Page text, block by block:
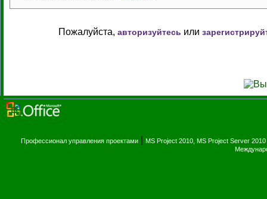
Пожалуйста, авторизуйтесь или
Профессионал управления проектами MS Project 2010, MS Project Server 2010